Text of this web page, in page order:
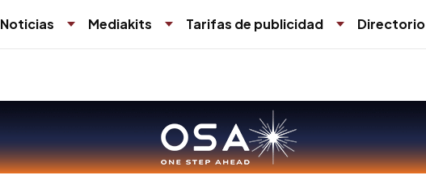
Noticias Mediakits Tarifas de publicidad Directorio